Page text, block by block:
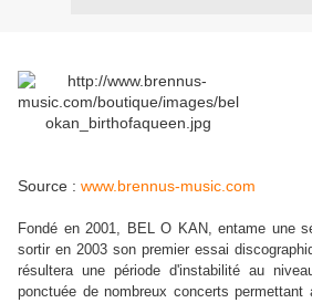
Source : www.brennus-music.com
Fondé en 2001, BEL O KAN, entame une
sortir en 2003 son premier essai
résultera une période d'instabilité au
ponctuée de nombreux concerts permettant